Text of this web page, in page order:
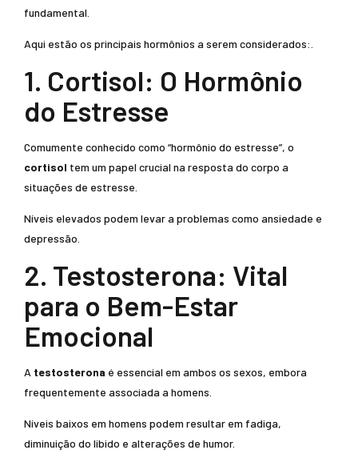
fundamental.
Aqui estão os principais hormônios a serem considerados:.
1. Cortisol: O Hormônio
do Estresse
Comumente conhecido como “hormônio do estresse”, o
cortisol tem um papel crucial na resposta do corpo a
situações de estresse.
Níveis elevados podem levar a problemas como ansiedade e
depressão.
2. Testosterona: Vital
para o Bem-Estar
Emocional
A testosterona é essencial em ambos os sexos, embora
frequentemente associada a homens.
Níveis baixos em homens podem resultar em fadiga,
diminuição do libido e alterações de humor.